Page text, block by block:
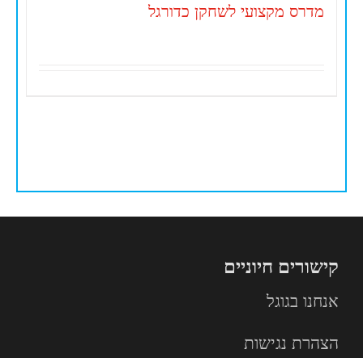
מדרס מקצועי לשחקן כדורגל
קישורים חיוניים
אנחנו בגוגל
הצהרת נגישות